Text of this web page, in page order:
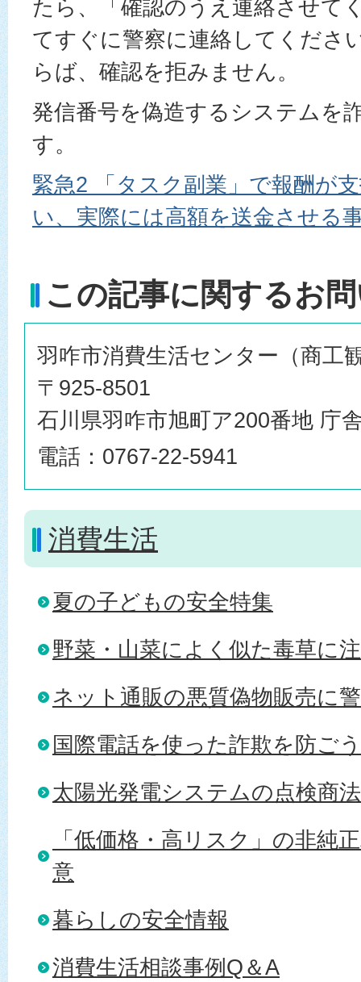
たら、「確認のうえ連絡させて
てすぐに警察に連絡してくださ
らば、確認を拒みません。
発信番号を偽造するシステムを
す。
緊急2 「タスク副業」で報酬が
い、実際には高額を送金させる
この記事に関するお
羽咋市消費生活センター（商工
〒925-8501
石川県羽咋市旭町ア200番地 庁
電話：0767-22-5941
消費生活
夏の子どもの安全特集
野菜・山菜によく似た毒草に
ネット通販の悪質偽物販売に
国際電話を使った詐欺を防ご
太陽光発電システムの点検商
「低価格・高リスク」の非純
意
暮らしの安全情報
消費生活相談事例Q＆A